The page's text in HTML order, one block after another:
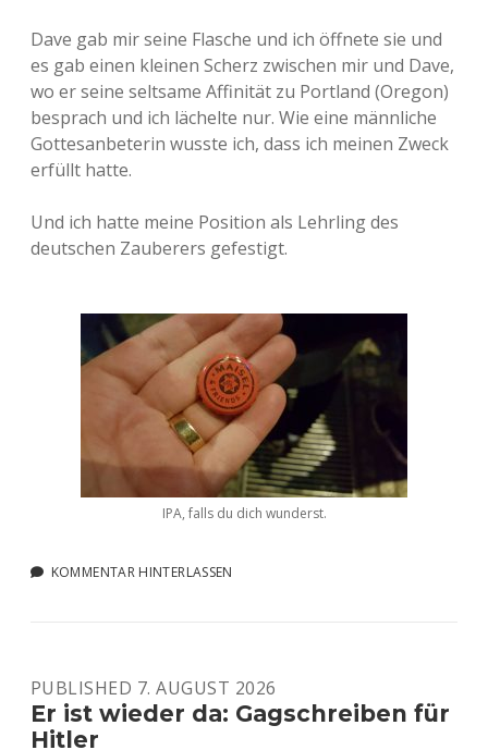
Dave gab mir seine Flasche und ich öffnete sie und
es gab einen kleinen Scherz zwischen mir und Dave,
wo er seine seltsame Affinität zu Portland (Oregon)
besprach und ich lächelte nur. Wie eine männliche
Gottesanbeterin wusste ich, dass ich meinen Zweck
erfüllt hatte.
Und ich hatte meine Position als Lehrling des
deutschen Zauberers gefestigt.
IPA, falls du dich wunderst.
KOMMENTAR HINTERLASSEN
PUBLISHED 7. AUGUST 2026
Er ist wieder da: Gagschreiben für
Hitler